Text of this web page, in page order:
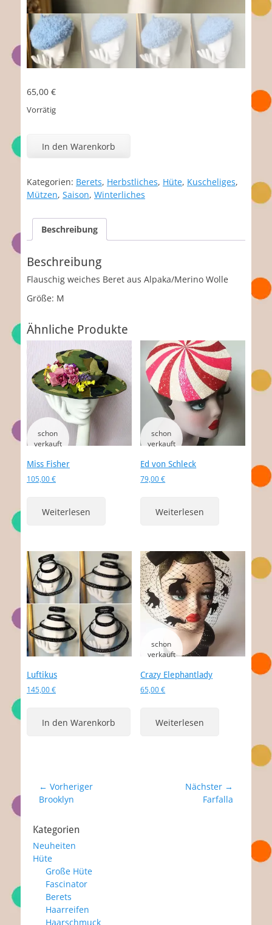
65,00 €
Vorrätig
In den Warenkorb
Kategorien: Berets, Herbstliches, Hüte, Kuscheliges,
Mützen, Saison, Winterliches
Beschreibung
Beschreibung
Flauschig weiches Beret aus Alpaka/Merino Wolle
Größe: M
Ähnliche Produkte
Miss Fisher
105,00€
Weiterlesen
Ed von Schleck
79,00€
Weiterlesen
Luftikus
145,00€
In den Warenkorb
Crazy Elephantlady
65,00€
Weiterlesen
Beitragsnavigation
← Vorheriger
Vorheriger
Brooklyn
Nächster →
Farfalla
Kategorien
Neuheiten
Hüte
Große Hüte
Fascinator
Berets
Haarreifen
Haarschmuck